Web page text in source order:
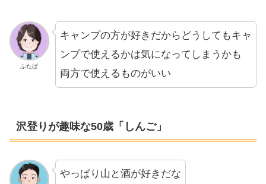
ふたば
キャンプの方が好きだからどうしてもキャ
ンプで使えるかは気になってしまうかも
両方で使えるものがいい
沢登りが趣味な50歳「しんご」
やっぱり山と酒が好きだな